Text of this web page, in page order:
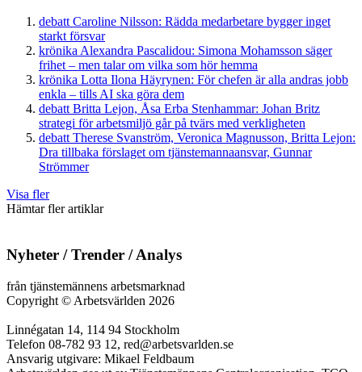
debatt Caroline Nilsson: Rädda medarbetare bygger inget
starkt försvar
krönika Alexandra Pascalidou: Simona Mohamsson säger
frihet – men talar om vilka som hör hemma
krönika Lotta Ilona Häyrynen: För chefen är alla andras jobb
enkla – tills AI ska göra dem
debatt Britta Lejon, Åsa Erba Stenhammar: Johan Britz
strategi för arbetsmiljö går på tvärs med verkligheten
debatt Therese Svanström, Veronica Magnusson, Britta Lejon:
Dra tillbaka förslaget om tjänstemannaansvar, Gunnar
Strömmer
Visa fler
Hämtar fler artiklar
Nyheter / Trender / Analys
från tjänstemännens arbetsmarknad
Copyright © Arbetsvärlden 2026
Linnégatan 14, 114 94 Stockholm
Telefon 08-782 93 12, red@arbetsvarlden.se
Ansvarig utgivare: Mikael Feldbaum